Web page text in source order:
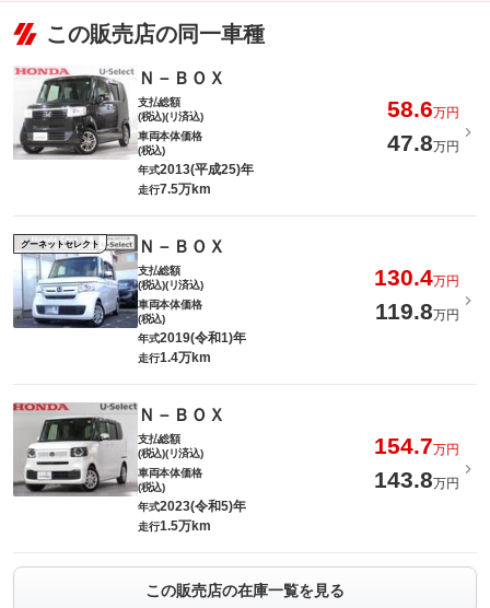
この販売店の同一車種
Ｎ－ＢＯＸ
支払総額
(税込)(リ済込)
58.6万円
車両本体価格
(税込)
47.8万円
年式2013(平成25)年
走行7.5万km
グーネットセレクト Ｎ－ＢＯＸ
支払総額
(税込)(リ済込)
130.4万円
車両本体価格
(税込)
119.8万円
年式2019(令和1)年
走行1.4万km
Ｎ－ＢＯＸ
支払総額
(税込)(リ済込)
154.7万円
車両本体価格
(税込)
143.8万円
年式2023(令和5)年
走行1.5万km
この販売店の在庫一覧を見る